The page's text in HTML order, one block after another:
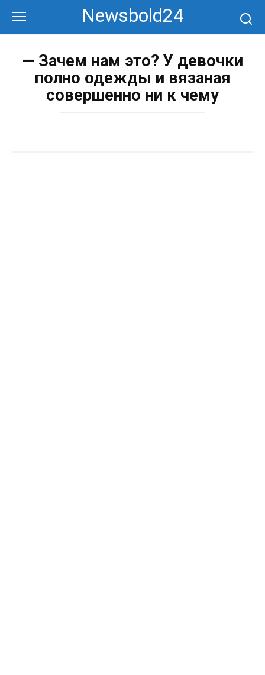
контенту
Newsbold24
— Зачем нам это? У девочки
полно одежды и вязаная
совершенно ни к чему